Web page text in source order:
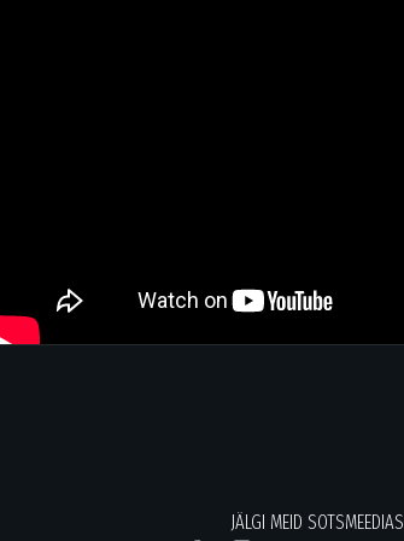
JÄLGI MEID SOTSMEEDIAS